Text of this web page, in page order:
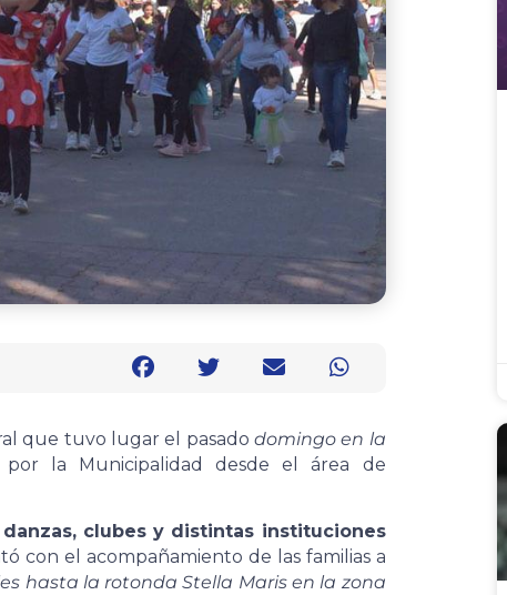
que tuvo lugar el pasado domingo en la
por la Municipalidad desde el área de
clubes y distintas instituciones
con el acompañamiento de las familias a
hasta la rotonda Stella Maris en la zona